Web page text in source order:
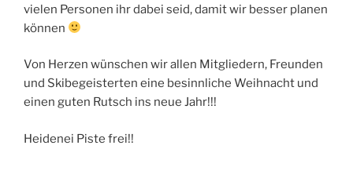
vielen Personen ihr dabei seid, damit wir besser planen
können
Von Herzen wünschen wir allen Mitgliedern, Freunden
und Skibegeisterten eine besinnliche Weihnacht und
einen guten Rutsch ins neue Jahr!!!
Heidenei Piste frei!!